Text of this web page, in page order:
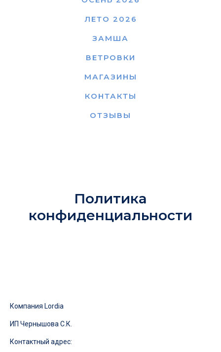
ЛЕТО 2026
ЗАМША
ВЕТРОВКИ
МАГАЗИНЫ
КОНТАКТЫ
ОТЗЫВЫ
Политика
конфиденциальности
Компания Lordia
ИП Чернышова С.К.
Контактный адрес: